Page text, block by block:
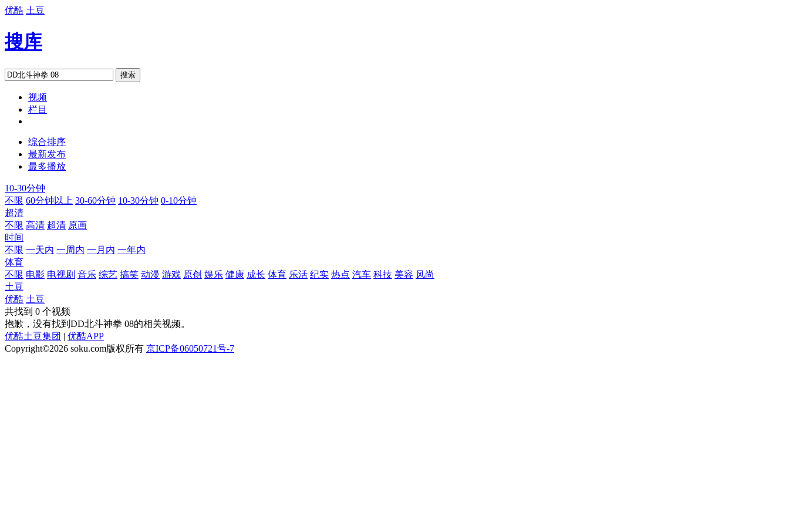
优酷 土豆
搜库
搜索
视频
栏目
综合排序
最新发布
最多播放
10-30分钟
不限 60分钟以上 30-60分钟 10-30分钟 0-10分钟
超清
不限 高清 超清 原画
时间
不限 一天内 一周内 一月内 一年内
体育
不限 电影 电视剧 音乐 综艺 搞笑 动漫 游戏 原创 娱乐 健康 成长 体育 乐活 纪实 热点 汽车 科技 美容 风尚
土豆
优酷 土豆
共找到 0 个视频
抱歉，没有找到 DD北斗神拳 08的相关视频。
优酷土豆集团 | 优酷APP
Copyright©2026 soku.com版权所有 京ICP备06050721号-7